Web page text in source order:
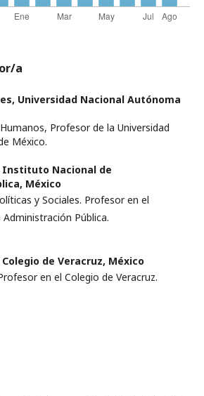
a
Universidad Nacional Autónoma
Profesor de la Universidad
México.
Instituto Nacional de
México
y Sociales. Profesor en el
Pública.
Colegio de Veracruz, México
en el Colegio de Veracruz.